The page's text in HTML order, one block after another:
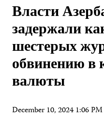
Власти
задержали
шестерых
обвинению в
валюты
December 10, 2024 1:06